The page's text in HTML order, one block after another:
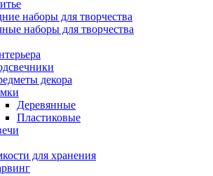
наборы для творчества
наборы для творчества
декора
Деревянные
Пластиковые
для хранения